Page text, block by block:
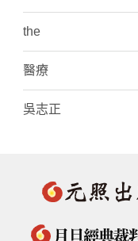
the
醫療
吳志正